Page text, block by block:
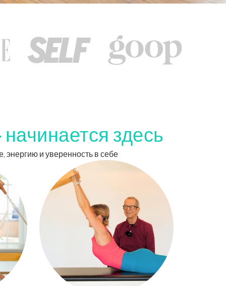
здесь
энергию и уверенность в себе